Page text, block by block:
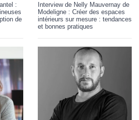
:
de
Interview de Nelly Mauvernay de
Modeligne : Créer des espaces
intérieurs sur mesure : tendances
et bonnes pratiques